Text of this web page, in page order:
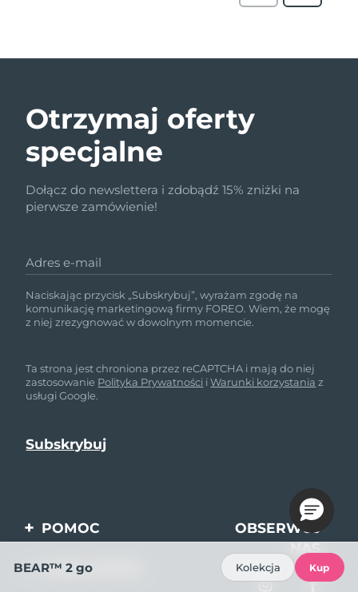
Otrzymaj oferty
specjalne
Dołącz do newslettera i zdobądź 15% zniżki na
pierwsze zamówienie!
Adres e-mail
Naciskając przycisk „Subskrybuj”, wyrażam zgodę na
komunikację marketingową firmy FOREO. Wiem, że mogę
z niej zrezygnować w dowolnym momencie.
Ta strona jest chroniona przez reCAPTCHA i mają do niej
zastosowanie Polityka Prywatności iWarunki korzystania z
usługi Google.
POMOC
Kontakt
OBSERWUJ
MOJE KONTO
BEAR™ 2 go Kolekcja Kup